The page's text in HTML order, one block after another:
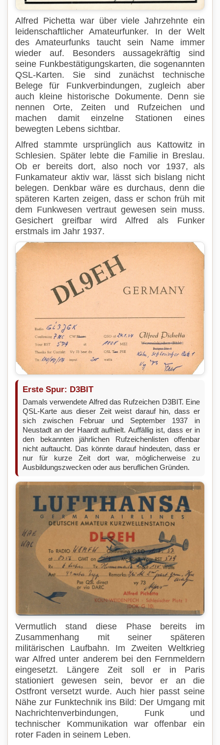
Alfred Pichetta war über viele Jahrzehnte ein
leidenschaftlicher Amateurfunker. In der Welt
des Amateurfunks taucht sein Name immer
wieder auf. Besonders aussagekräftig sind
seine Funkbestätigungskarten, die sogenannten
QSL-Karten. Sie sind zunächst technische
Belege für Funkverbindungen, zugleich aber
auch kleine historische Dokumente. Denn sie
nennen Orte, Zeiten und Rufzeichen und
machen damit einzelne Stationen eines
bewegten Lebens sichtbar.
Alfred stammte ursprünglich aus Kattowitz in
Schlesien. Später lebte die Familie in Breslau.
Ob er bereits dort, also noch vor 1937, als
Funkamateur aktiv war, lässt sich bislang nicht
belegen. Denkbar wäre es durchaus, denn die
späteren Karten zeigen, dass er schon früh mit
dem Funkwesen vertraut gewesen sein muss.
Gesichert greifbar wird Alfred als Funker
erstmals im Jahr 1937.
Erste Spur: D3BIT
Damals verwendete Alfred das Rufzeichen D3BIT. Eine
QSL-Karte aus dieser Zeit weist darauf hin, dass er
sich zwischen Februar und September 1937 in
Neustadt an der Haardt aufhielt. Auffällig ist, dass er in
den bekannten jährlichen Rufzeichenlisten offenbar
nicht auftaucht. Das könnte darauf hindeuten, dass er
nur für kurze Zeit dort war, möglicherweise zu
Ausbildungszwecken oder aus beruflichen Gründen.
Vermutlich stand diese Phase bereits im
Zusammenhang mit seiner späteren
militärischen Laufbahn. Im Zweiten Weltkrieg
war Alfred unter anderem bei den Fernmeldern
eingesetzt. Längere Zeit soll er in Paris
stationiert gewesen sein, bevor er an die
Ostfront versetzt wurde. Auch hier passt seine
Nähe zur Funktechnik ins Bild: Der Umgang mit
Nachrichtenverbindungen, Funk und
technischer Kommunikation war offenbar ein
roter Faden in seinem Leben.